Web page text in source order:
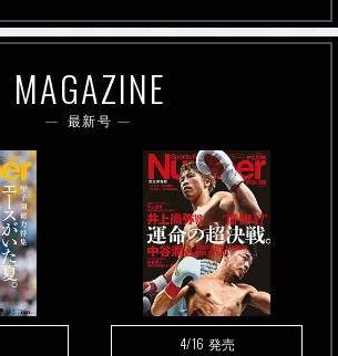
MAGAZINE
最新号
4/16 発売